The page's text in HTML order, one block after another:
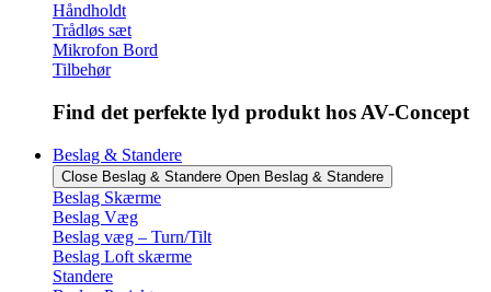
Håndholdt
Trådløs sæt
Mikrofon Bord
Tilbehør
Find det perfekte lyd produkt hos AV-Concept
Beslag & Standere
Close Beslag & Standere Open Beslag & Standere
Beslag Skærme
Beslag Væg
Beslag væg – Turn/Tilt
Beslag Loft skærme
Standere